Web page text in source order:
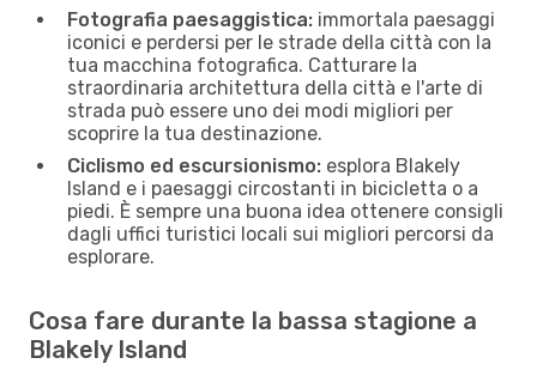
Fotografia paesaggistica: immortala paesaggi
iconici e perdersi per le strade della città con la
tua macchina fotografica. Catturare la
straordinaria architettura della città e l'arte di
strada può essere uno dei modi migliori per
scoprire la tua destinazione.
Ciclismo ed escursionismo: esplora Blakely
Island e i paesaggi circostanti in bicicletta o a
piedi. È sempre una buona idea ottenere consigli
dagli uffici turistici locali sui migliori percorsi da
esplorare.
Cosa fare durante la bassa stagione a
Blakely Island